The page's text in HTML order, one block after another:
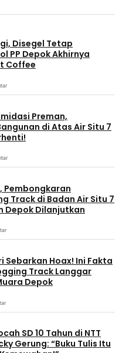
Disegel Tetap
PP Depok Akhirnya
Coffee
Preman,
di Atas Air Situ 7
Pembongkaran
Track di Badan Air Situ 7
Depok Dilanjutkan
Sebarkan Hoax! Ini Fakta
Track Langgar
Depok
SD 10 Tahun di NTT
Gerung: “Buku Tulis Itu